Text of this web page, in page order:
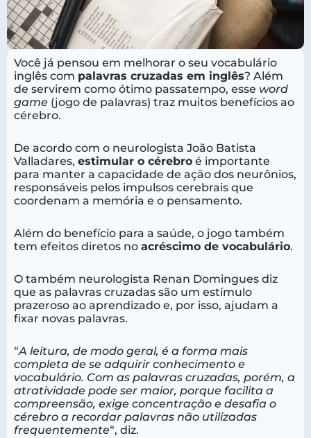
Você já pensou em melhorar o seu vocabulário
inglês com palavras cruzadas em inglês? Além
de servirem como ótimo passatempo, esse word
game (jogo de palavras) traz muitos benefícios ao
cérebro.
De acordo com o neurologista João Batista
Valladares, estimular o cérebro é importante
para manter a capacidade de ação dos neurônios,
responsáveis pelos impulsos cerebrais que
coordenam a memória e o pensamento.
Além do benefício para a saúde, o jogo também
tem efeitos diretos no acréscimo de vocabulário.
O também neurologista Renan Domingues diz
que as palavras cruzadas são um estímulo
prazeroso ao aprendizado e, por isso, ajudam a
fixar novas palavras.
“A leitura, de modo geral, é a forma mais
completa de se adquirir conhecimento e
vocabulário. Com as palavras cruzadas, porém, a
atratividade pode ser maior, porque facilita a
compreensão, exige concentração e desafia o
cérebro a recordar palavras não utilizadas
frequentemente“, diz.